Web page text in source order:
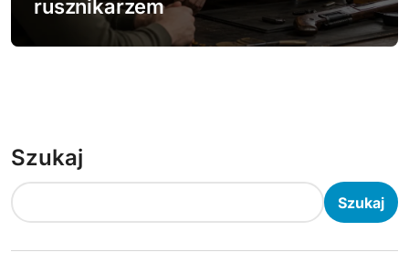
rusznikarzem
Szukaj
Szukaj